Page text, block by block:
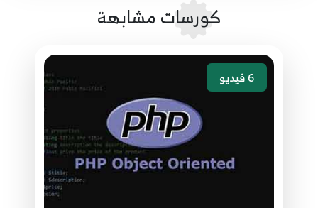
09.الدرس التاسع - دالة zip entry filesize
1:41
كورسات مشابهة
6فيديو